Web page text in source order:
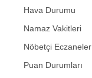
Hava Durumu
Namaz Vakitleri
Nöbetçi Eczaneler
Puan Durumları